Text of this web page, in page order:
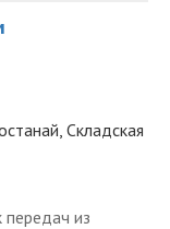
Складская
из